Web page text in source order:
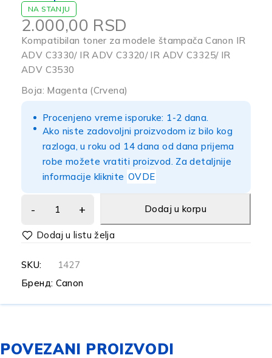
NA STANJU
2.000,00 RSD
Kompatibilan toner za modele štampača Canon IR
ADV C3330/ IR ADV C3320/ IR ADV C3325/ IR
ADV C3530
Boja: Magenta (Crvena)
Procenjeno vreme isporuke: 1-2 dana.
Ako niste zadovoljni proizvodom iz bilo kog
razloga, u roku od 14 dana od dana prijema
robe možete vratiti proizvod. Za detaljnije
informacije kliknite OVDE
Dodaj u korpu
SKU:
1427
Бренд: Canon
POVEZANI PROIZVODI